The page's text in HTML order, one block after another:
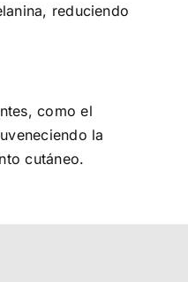
reduciendo
como el
la
cutáneo.